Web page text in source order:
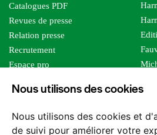
Nous utilisons des cookies
Nous utilisons des cookies et
de suivi pour améliorer votre
Catalogues PDF
Revues de presse
Relation presse
Recrutement
Espace pro
Foreign rights
Les